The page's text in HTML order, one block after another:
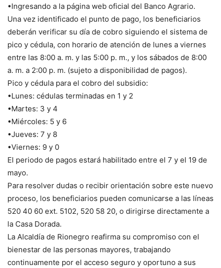
•Ingresando a la página web oficial del Banco Agrario.
Una vez identificado el punto de pago, los beneficiarios
deberán verificar su día de cobro siguiendo el sistema de
pico y cédula, con horario de atención de lunes a viernes
entre las 8:00 a. m. y las 5:00 p. m., y los sábados de 8:00
a. m. a 2:00 p. m. (sujeto a disponibilidad de pagos).
Pico y cédula para el cobro del subsidio:
•Lunes: cédulas terminadas en 1 y 2
•Martes: 3 y 4
•Miércoles: 5 y 6
•Jueves: 7 y 8
•Viernes: 9 y 0
El periodo de pagos estará habilitado entre el 7 y el 19 de
mayo.
Para resolver dudas o recibir orientación sobre este nuevo
proceso, los beneficiarios pueden comunicarse a las líneas
520 40 60 ext. 5102, 520 58 20, o dirigirse directamente a
la Casa Dorada.
La Alcaldía de Rionegro reafirma su compromiso con el
bienestar de las personas mayores, trabajando
continuamente por el acceso seguro y oportuno a sus